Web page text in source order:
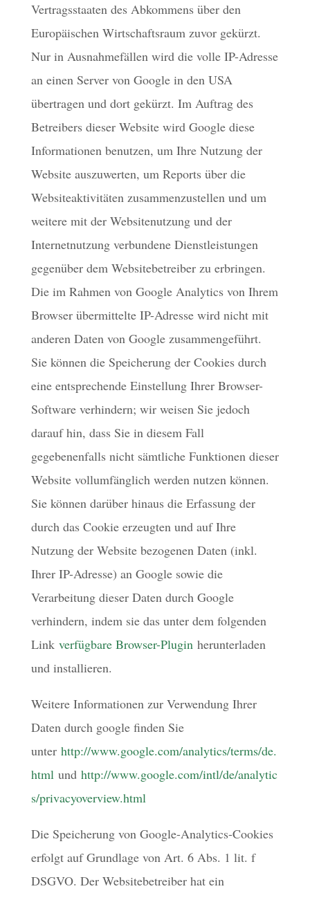
Vertragsstaaten des Abkommens über den
Europäischen Wirtschaftsraum zuvor gekürzt.
Nur in Ausnahmefällen wird die volle IP-Adresse
an einen Server von Google in den USA
übertragen und dort gekürzt. Im Auftrag des
Betreibers dieser Website wird Google diese
Informationen benutzen, um Ihre Nutzung der
Website auszuwerten, um Reports über die
Websiteaktivitäten zusammenzustellen und um
weitere mit der Websitenutzung und der
Internetnutzung verbundene Dienstleistungen
gegenüber dem Websitebetreiber zu erbringen.
Die im Rahmen von Google Analytics von Ihrem
Browser übermittelte IP-Adresse wird nicht mit
anderen Daten von Google zusammengeführt.
Sie können die Speicherung der Cookies durch
eine entsprechende Einstellung Ihrer Browser-
Software verhindern; wir weisen Sie jedoch
darauf hin, dass Sie in diesem Fall
gegebenenfalls nicht sämtliche Funktionen dieser
Website vollumfänglich werden nutzen können.
Sie können darüber hinaus die Erfassung der
durch das Cookie erzeugten und auf Ihre
Nutzung der Website bezogenen Daten (inkl.
Ihrer IP-Adresse) an Google sowie die
Verarbeitung dieser Daten durch Google
verhindern, indem sie das unter dem folgenden
Link verfügbare Browser-Plugin herunterladen
und installieren.
Weitere Informationen zur Verwendung Ihrer
Daten durch google finden Sie
unter http://www.google.com/analytics/terms/de.
html und http://www.google.com/intl/de/analytic
s/privacyoverview.html
Die Speicherung von Google-Analytics-Cookies
erfolgt auf Grundlage von Art. 6 Abs. 1 lit. f
DSGVO. Der Websitebetreiber hat ein